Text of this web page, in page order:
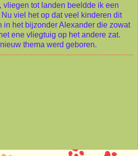
vliegen tot landen beeldde ik een
viel het op dat veel kinderen dit
in het bijzonder Alexander die zowat
ene vliegtuig op het andere zat.
thema werd geboren.